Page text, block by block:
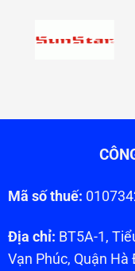
Mã số thuế:
Địa chỉ: BT5A-1,
Vạn Phúc, Quận